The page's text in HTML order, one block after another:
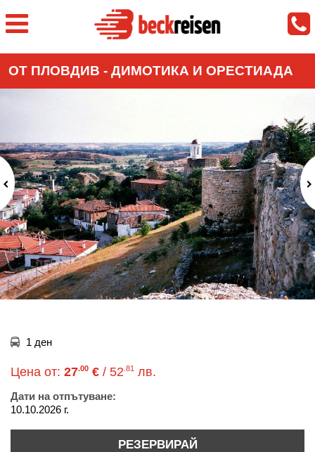
ОТ ПЛОВДИВ - ДИМОТИКА И ОРЕСТИАДА
1 ден
Цена от: 27.00 € / 52 .81 лв.
Дати на отпътуване:
10.10.2026 г.
РЕЗЕРВИРАЙ